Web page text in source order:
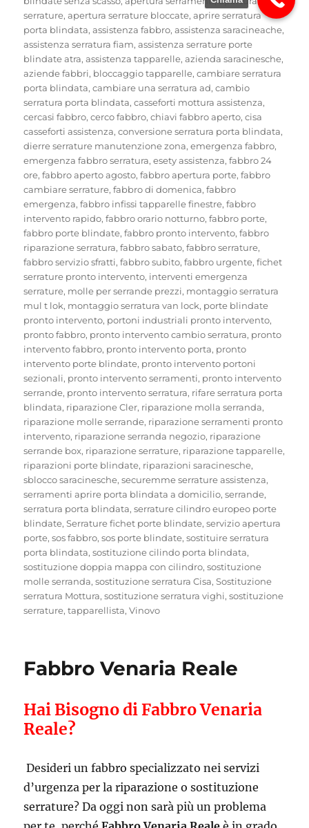
serrature,apertura serrature bloccate,aprire serratura
porta blindata,assistenza fabbro,assistenza saracineache,
assistenza serratura fiam,assistenza serrature porte
blindate atra,assistenza tapparelle,azienda saracinesche,
aziende fabbri, bloccaggio tapparelle,cambiare serratura
porta blindata,cambiare una serratura ad,cambio
serratura porta blindata,casseforti mottura assistenza,
cercasi fabbro,cerco fabbro,chiavi fabbro aperto,cisa
casseforti assistenza,conversione serratura porta blindata,
dierre serrature manutenzione zona,emergenza fabbro,
emergenza fabbro serratura,esety assistenza,fabbro 24
ore,fabbro aperto agosto,fabbro apertura porte,fabbro
cambiare serrature,fabbro di domenica,fabbro
emergenza,fabbro infissi tapparelle finestre,fabbro
intervento rapido,fabbro orario notturno,fabbro porte,
fabbro porte blindate,fabbro pronto intervento,fabbro
riparazione serratura,fabbro sabato,fabbro serrature,
fabbro servizio sfratti,fabbro subito,fabbro urgente,fichet
serrature pronto intervento, interventi emergenza
serrature, molle per serrande prezzi, montaggio serratura
mul t lok, montaggio serratura van lock, porte blindate
pronto intervento, portoni industriali pronto intervento,
pronto fabbro, pronto intervento cambio serratura, pronto
intervento fabbro, pronto intervento porta, pronto
intervento porte blindate, pronto intervento portoni
sezionali, pronto intervento serramenti, pronto intervento
serrande, pronto intervento serratura, rifare serratura porta
blindata, riparazione Cler, riparazione molla serranda,
riparazione molle serrande, riparazione serramenti pronto
intervento, riparazione serranda negozio, riparazione
serrande box, riparazione serrature, riparazione tapparelle,
riparazioni porte blindate, riparazioni saracinesche,
sblocco saracinesche,securemme serrature assistenza,
serramenti aprire porta blindata a domicilio,serrande,
serratura porta blindata,serrature cilindro europeo porte
blindate,Serrature fichet porte blindate,servizio apertura
porte,sos fabbro,sos porte blindate,sostituire serratura
porta blindata,sostituzione cilindo porta blindata,
sostituzione doppia mappa con cilindro,sostituzione
molle serranda,sostituzione serratura Cisa,Sostituzione
serratura Mottura,sostituzione serratura vighi,sostituzione
serrature,tapparellista,Vinovo
Fabbro Venaria Reale
Hai Bisogno di Fabbro Venaria
Reale?
Desideri un fabbro specializzato nei servizi
d’urgenza per la riparazione o sostituzione
serrature? Da oggi non sarà più un problema